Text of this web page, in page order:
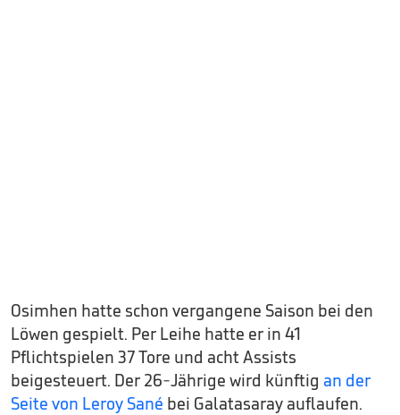
Osimhen hatte schon vergangene Saison bei den
Löwen gespielt. Per Leihe hatte er in 41
Pflichtspielen 37 Tore und acht Assists
beigesteuert. Der 26-Jährige wird künftig an der
Seite von Leroy Sané bei Galatasaray auflaufen.